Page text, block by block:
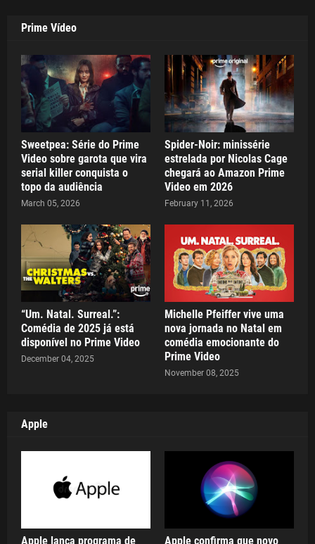
Prime Vídeo
Sweetpea: Série do Prime
Video sobre garota que vira
serial killer conquista o
topo da audiência
March 05, 2026
Spider-Noir: minissérie
estrelada por Nicolas Cage
chegará ao Amazon Prime
Video em 2026
February 11, 2026
“Um. Natal. Surreal.”:
Comédia de 2025 já está
disponível no Prime Video
December 04, 2025
Michelle Pfeiffer vive uma
nova jornada no Natal em
comédia emocionante do
Prime Video
November 08, 2025
Apple
Apple lança programa de Apple confirma que novo